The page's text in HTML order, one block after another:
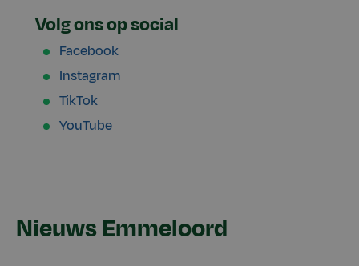
Volg ons op social
Facebook
Instagram
TikTok
YouTube
Nieuws Emmeloord